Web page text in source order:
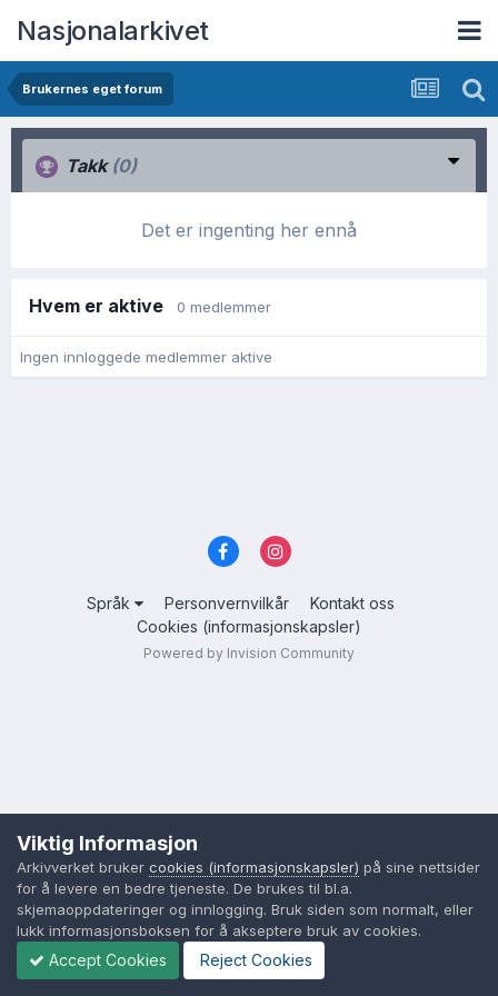
Nasjonalarkivet
Brukernes eget forum
Takk (0)
Det er ingenting her ennå
Hvem er aktive 0 medlemmer
Ingen innloggede medlemmer aktive
Språk Personvernvilkår
Kontakt oss
Cookies (informasjonskapsler)
Powered by Invision Community
Viktig Informasjon
Arkivverket bruker cookies (informasjonskapsler) på sine nettsider
for å levere en bedre tjeneste. De brukes til bl.a.
skjemaoppdateringer og innlogging. Bruk siden som normalt, eller
lukk informasjonsboksen for å akseptere bruk av cookies.
Accept Cookies Reject Cookies